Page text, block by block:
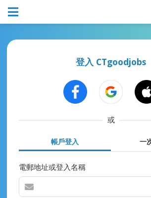
登入 CTgoodjobs
或
帳戶登入 一
電郵地址或登入名稱